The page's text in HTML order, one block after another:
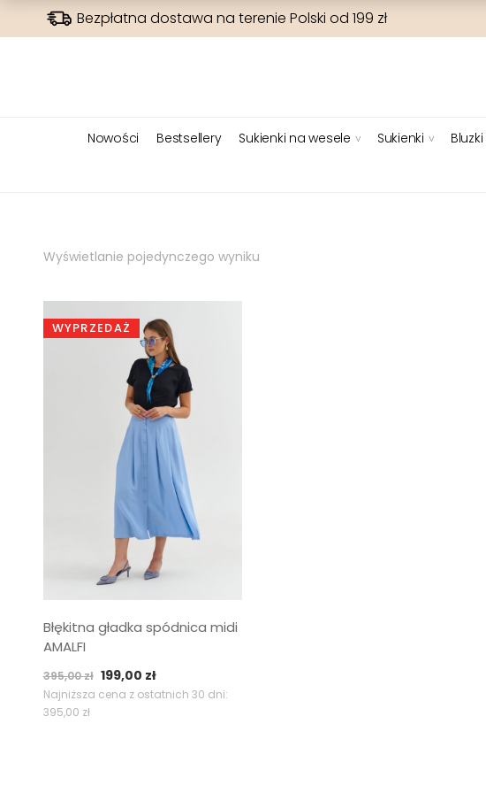
Bezpłatna dostawa na terenie Polski od 199 zł
Nowości Bestsellery Sukienki na wesele Sukienki Bluzki
Wyświetlanie pojedynczego wyniku
WYPRZEDAŻ
Błękitna gładka spódnica midi
AMALFI
395,00zł Pierwotna
cena
199,00 złAktualna
cena
Najniższa cena z ostatnich 30 dni:
395,00 zł